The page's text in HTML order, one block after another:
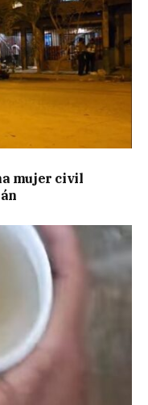
mujer civil